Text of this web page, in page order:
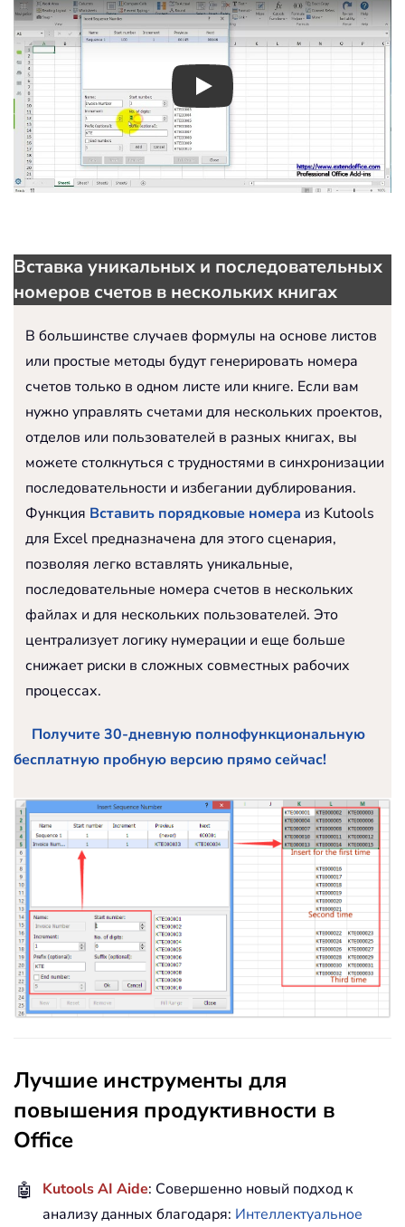
Play
Вставка уникальных и последовательных
номеров счетов в нескольких книгах
В большинстве случаев формулы на основе листов
или простые методы будут генерировать номера
счетов только в одном листе или книге. Если вам
нужно управлять счетами для нескольких проектов,
отделов или пользователей в разных книгах, вы
можете столкнуться с трудностями в синхронизации
последовательности и избегании дублирования.
Функция Вставить порядковые номера из Kutools
для Excel предназначена для этого сценария,
позволяя легко вставлять уникальные,
последовательные номера счетов в нескольких
файлах и для нескольких пользователей. Это
централизует логику нумерации и еще больше
снижает риски в сложных совместных рабочих
процессах.
Получите 30-дневную полнофункциональную
бесплатную пробную версию прямо сейчас!
Лучшие инструменты для
повышения продуктивности в
Office
🤖 Kutools AI Aide: Совершенно новый подход к
анализу данных благодаря: Интеллектуальное